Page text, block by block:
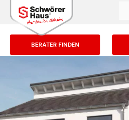
BERATER FINDEN